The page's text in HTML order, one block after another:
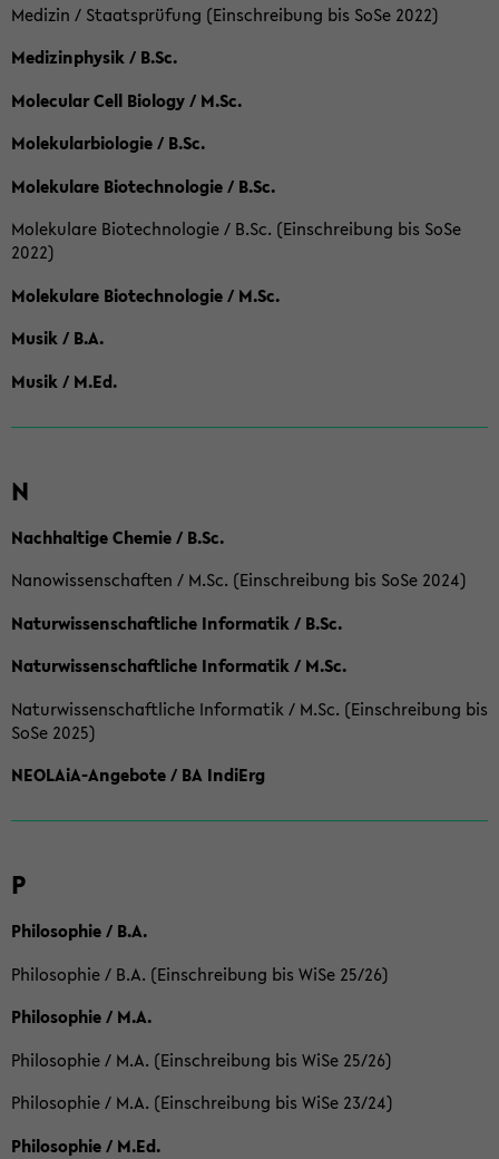
Medizin / Staatsprüfung (Einschreibung bis SoSe 2022)
Medizinphysik / B.Sc.
Molecular Cell Biology / M.Sc.
Molekularbiologie / B.Sc.
Molekulare Biotechnologie / B.Sc.
Molekulare Biotechnologie / B.Sc. (Einschreibung bis SoSe
2022)
Molekulare Biotechnologie / M.Sc.
Musik / B.A.
Musik / M.Ed.
N
Nachhaltige Chemie / B.Sc.
Nanowissenschaften / M.Sc. (Einschreibung bis SoSe 2024)
Naturwissenschaftliche Informatik / B.Sc.
Naturwissenschaftliche Informatik / M.Sc.
Naturwissenschaftliche Informatik / M.Sc. (Einschreibung bis
SoSe 2025)
NEOLAiA-Angebote / BA IndiErg
P
Philosophie / B.A.
Philosophie / B.A. (Einschreibung bis WiSe 25/26)
Philosophie / M.A.
Philosophie / M.A. (Einschreibung bis WiSe 25/26)
Philosophie / M.A. (Einschreibung bis WiSe 23/24)
Philosophie / M.Ed.